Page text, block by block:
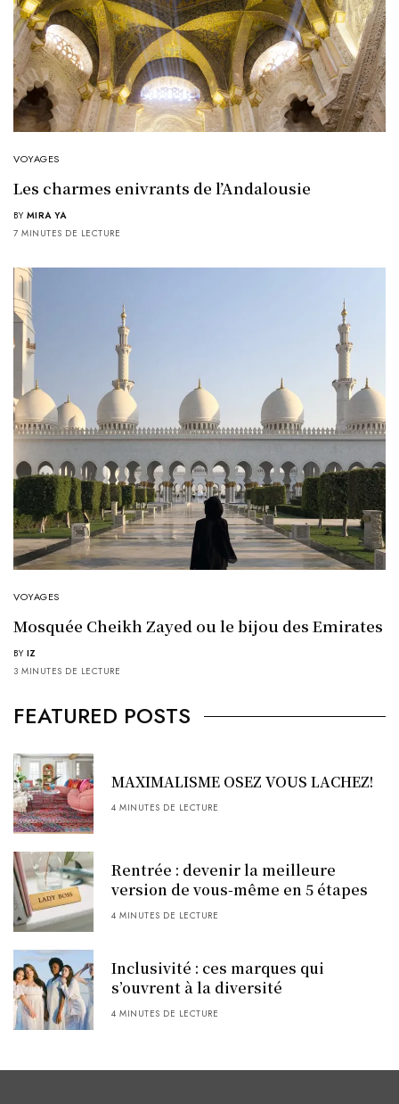
VOYAGES
Les charmes enivrants de l’Andalousie
BY MIRA YA
7 MINUTES DE LECTURE
VOYAGES
Mosquée Cheikh Zayed ou le bijou des Emirates
BY IZ
3 MINUTES DE LECTURE
FEATURED POSTS
MAXIMALISME OSEZ VOUS LACHEZ!
4 MINUTES DE LECTURE
Rentrée : devenir la meilleure
version de vous-même en 5 étapes
4 MINUTES DE LECTURE
Inclusivité : ces marques qui
s’ouvrent à la diversité
4 MINUTES DE LECTURE